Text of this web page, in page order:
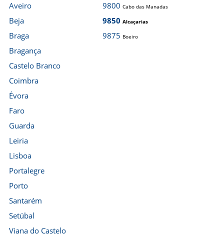
Aveiro
Beja
Braga
Bragança
Castelo Branco
Coimbra
Évora
Faro
Guarda
Leiria
Lisboa
Portalegre
Porto
Santarém
Setúbal
Viana do Castelo
9800 Cabo das Manadas
9850 Alcaçarias
9875 Boeiro